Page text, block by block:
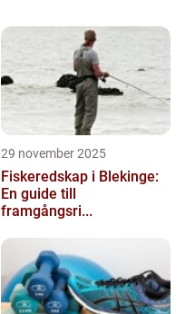
29 november 2025
Fiskeredskap i Blekinge:
En guide till
framgångsri...